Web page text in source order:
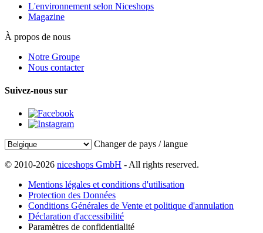
L'environnement selon Niceshops
Magazine
À propos de nous
Notre Groupe
Nous contacter
Suivez-nous sur
Changer de pays / langue
© 2010-2026 niceshops GmbH - All rights reserved.
Mentions légales et conditions d'utilisation
Protection des Données
Conditions Générales de Vente et politique d'annulation
Déclaration d'accessibilité
Paramètres de confidentialité